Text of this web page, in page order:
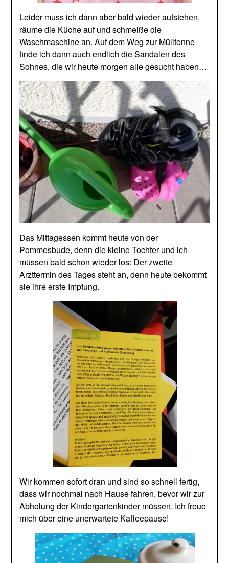
Leider muss ich dann aber bald wieder aufstehen,
räume die Küche auf und schmeiße die
Waschmaschine an. Auf dem Weg zur Mülltonne
finde ich dann auch endlich die Sandalen des
Sohnes, die wir heute morgen alle gesucht haben…
Das Mittagessen kommt heute von der
Pommesbude, denn die kleine Tochter und ich
müssen bald schon wieder los: Der zweite
Arzttermin des Tages steht an, denn heute bekommt
sie ihre erste Impfung.
Wir kommen sofort dran und sind so schnell fertig,
dass wir nochmal nach Hause fahren, bevor wir zur
Abholung der Kindergartenkinder müssen. Ich freue
mich über eine unerwartete Kaffeepause!